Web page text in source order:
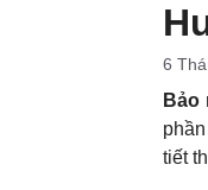
6
Bảo
tiết